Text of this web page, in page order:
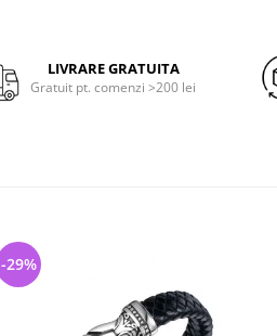
LIVRARE GRATUITA
Gratuit pt. comenzi >200 lei
-29%